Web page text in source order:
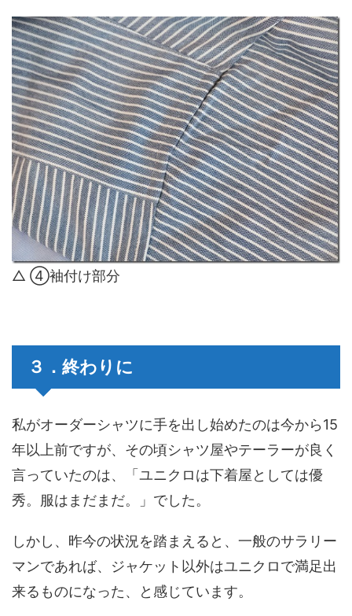
△ ④袖付け部分
３．終わりに
私がオーダーシャツに手を出し始めたのは今から15
年以上前ですが、その頃シャツ屋やテーラーが良く
言っていたのは、「ユニクロは下着屋としては優
秀。服はまだまだ。」でした。
しかし、昨今の状況を踏まえると、一般のサラリー
マンであれば、ジャケット以外はユニクロで満足出
来るものになった、と感じています。